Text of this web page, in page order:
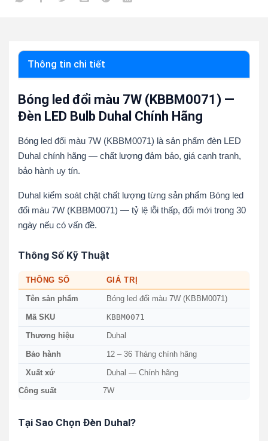
Thông tin chi tiết
Bóng led đổi màu 7W (KBBM0071) —
Đèn LED Bulb Duhal Chính Hãng
Bóng led đổi màu 7W (KBBM0071) là sản phẩm đèn LED
Duhal chính hãng — chất lượng đảm bảo, giá cạnh tranh,
bảo hành uy tín.
Duhal kiểm soát chặt chất lượng từng sản phẩm Bóng led
đổi màu 7W (KBBM0071) — tỷ lệ lỗi thấp, đổi mới trong 30
ngày nếu có vấn đề.
Thông Số Kỹ Thuật
THÔNG SỐ GIÁ TRỊ
Tên sản phẩm Bóng led đổi màu 7W (KBBM0071)
Mã SKU KBBM0071
Thương hiệu Duhal
Bảo hành 12 – 36 Tháng chính hãng
Xuất xứ Duhal — Chính hãng
Công suất 7W
Tại Sao Chọn Đèn Duhal?